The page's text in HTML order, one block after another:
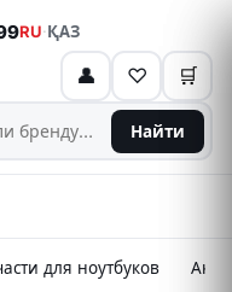
Найти
RU·ҚАЗ
👤 ♡ 🛒
для ноутбуков